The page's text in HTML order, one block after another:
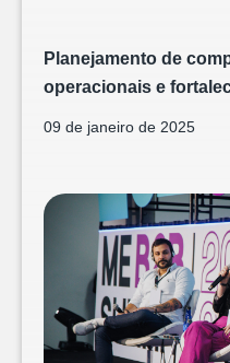
Planejamento de
operacionais e
09 de janeiro de 2025